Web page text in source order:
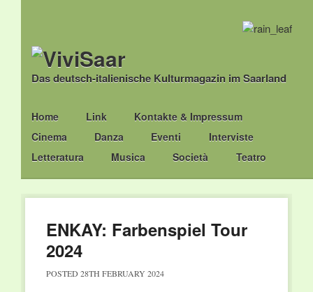
Das deutsch-italienische Kulturmagazin im Saarland
Main menu
Skip
to
content
Home Link
Kontakte & Impressum
Cinema
Danza Eventi
Interviste
Letteratura
Musica Società Teatro
ENKAY: Farbenspiel Tour
2024
POSTED 28TH FEBRUARY 2024